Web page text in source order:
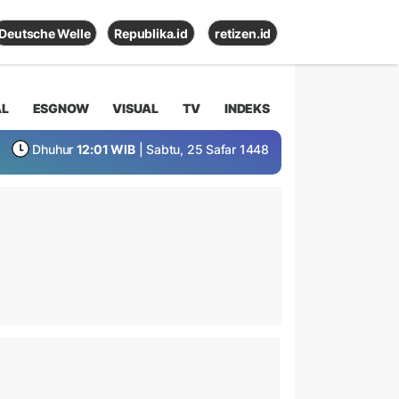
Welle Republika.id retizen.id
ESGNOW VISUAL TV INDEKS
Dhuhur 12:01 WIB | Sabtu, 25 Safar 1448